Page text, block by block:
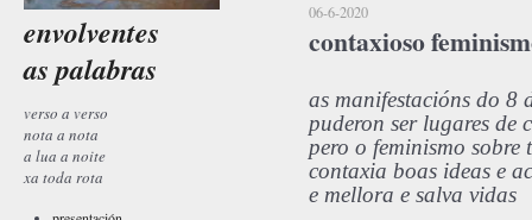
envolventes
as palabras
verso a verso
nota a nota
a lua a noite
xa toda rota
06-6-2020
contaxioso
as manifestacións do 8
puderon ser lugares de
pero o feminismo sobre
contaxia boas ideas e
e mellora e salva vidas